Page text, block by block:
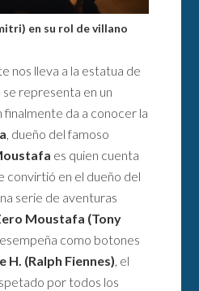
en su rol de villano
nos lleva a la estatua de
representa en un
da a conocer la
, dueño del famoso
es quien cuenta
convirtió en el dueño del
serie de aventuras
Moustafa (Tony
como botones
H. (Ralph Fiennes), el
por todos los